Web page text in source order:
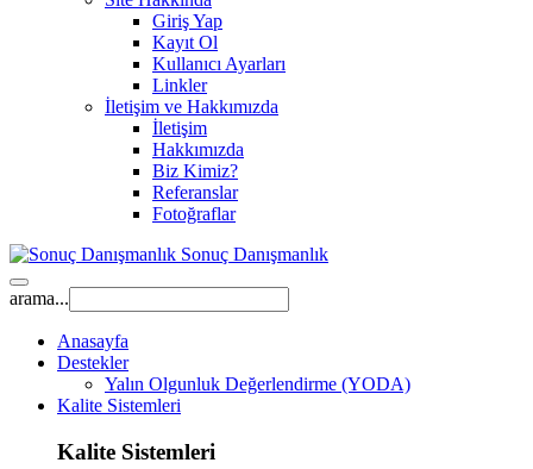
Giriş Yap
Kayıt Ol
Kullanıcı Ayarları
Linkler
İletişim ve Hakkımızda
İletişim
Hakkımızda
Biz Kimiz?
Referanslar
Fotoğraflar
Sonuç Danışmanlık
arama...
Anasayfa
Destekler
Yalın Olgunluk Değerlendirme (YODA)
Kalite Sistemleri
Kalite Sistemleri